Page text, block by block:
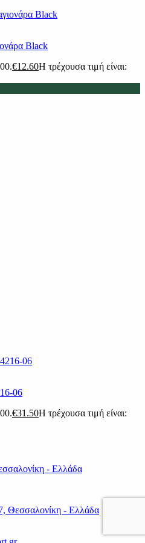
Black
€12.60Η τρέχουσα τιμή είναι:
06
€31.50Η τρέχουσα τιμή είναι:
- Ελλάδα
Θεσσαλονίκη - Ελλάδα